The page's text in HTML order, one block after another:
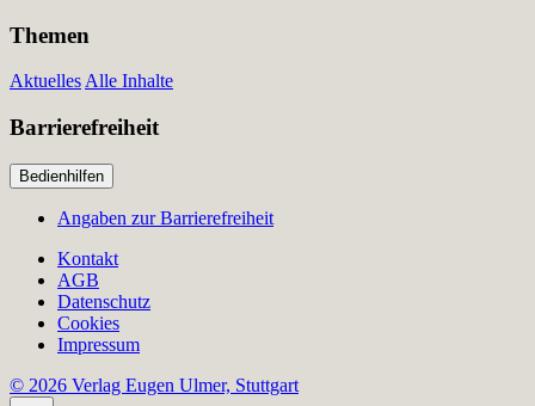
Themen
Aktuelles Alle Inhalte
Barrierefreiheit
Bedienhilfen
Angaben zur Barrierefreiheit
Kontakt
AGB
Datenschutz
Cookies
Impressum
© 2026 Verlag Eugen Ulmer, Stuttgart